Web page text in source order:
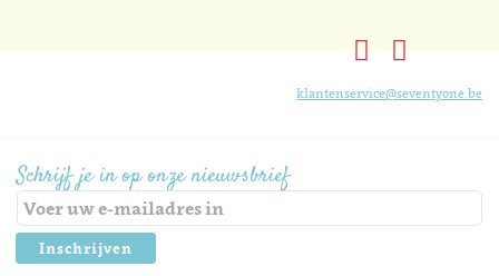
Schrijf je in op onze nieuwsbrief
Inschrijven
klantenservice@seventyone.be